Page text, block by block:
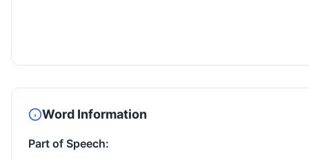
Word Information
Part of Speech: